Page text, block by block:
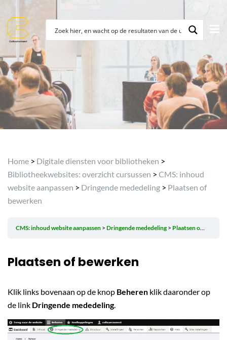
Archief
Home > Digitale diensten voor bibliotheken >
Bibliotheekwebsites: overzicht cursussen > CMS: inhoud
website aanpassen > Dringende mededeling > Plaatsen of
bewerken
CMS: inhoud website aanpassen Dringende mededeling Plaatsen of bewerken
Plaatsen of bewerken
Klik links bovenaan op de knop Beheren klik daaronder op
de link Dringende mededeling.